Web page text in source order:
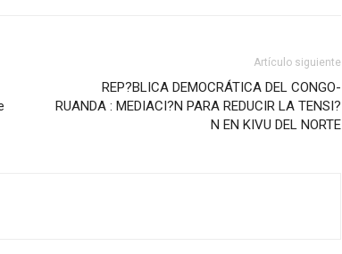
Artículo siguiente
REP?BLICA DEMOCRÁTICA DEL CONGO-
RUANDA : MEDIACI?N PARA REDUCIR LA TENSI?
N EN KIVU DEL NORTE